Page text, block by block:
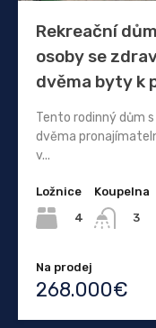
Rekreační
osoby se
dvěma byty k
Tento rodinný dům
dvěma
v...
Ložnice
4
Koupelna
3
Na prodej
268.000€